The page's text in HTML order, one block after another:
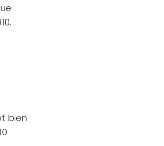
bien